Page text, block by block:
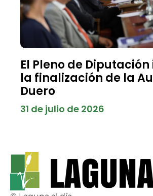
El Pleno de
la finalización de la
Duero
31 de julio de 2026